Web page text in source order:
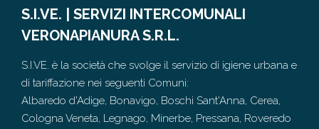
S.I.VE. | SERVIZI INTERCOMUNALI
VERONAPIANURA S.R.L.
S.I.VE. è la società che svolge il servizio di igiene urbana e
di tariffazione nei seguenti Comuni:
Albaredo d'Adige, Bonavigo, Boschi Sant'Anna, Cerea,
Cologna Veneta, Legnago, Minerbe, Pressana, Roveredo